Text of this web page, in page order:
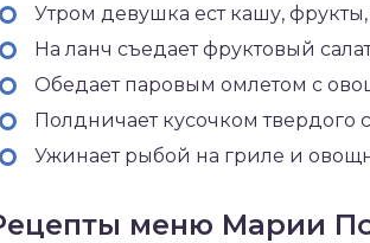
Утром девушка ест кашу,
На ланч съедает фруктовый
Обедает паровым омлетом с
Полдничает кусочком твердого
Ужинает рыбой на гриле и
меню Марии